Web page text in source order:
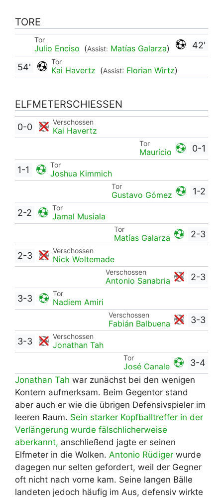
TORE
42'
Tor
Julio Enciso (Assist: Matías Galarza)
Tor
Kai Havertz (Assist: Florian Wirtz)
54'
ELFMETERSCHIESSEN
Verschossen
Kai Havertz
0-0
0-1
Tor
Maurício
Tor
Joshua Kimmich
1-1
1-2
Tor
Gustavo Gómez
Tor
Jamal Musiala
2-2
2-3
Tor
Matías Galarza
Verschossen
Nick Woltemade
2-3
2-3
Verschossen
Antonio Sanabria
Tor
Nadiem Amiri
3-3
3-3
Verschossen
Fabián Balbuena
Verschossen
Jonathan Tah
3-3
3-4
Tor
José Canale
Jonathan Tah war zunächst bei den wenigen
Kontern aufmerksam. Beim Gegentor stand
aber auch er wie die übrigen Defensivspieler im
leeren Raum. Sein starker Kopfballtreffer in der
Verlängerung wurde fälschlicherweise
aberkannt, anschließend jagte er seinen
Elfmeter in die Wolken. Antonio Rüdiger wurde
dagegen nur selten gefordert, weil der Gegner
oft nicht nach vorne kam. Seine langen Bälle
landeten jedoch häufig im Aus, defensiv wirkte